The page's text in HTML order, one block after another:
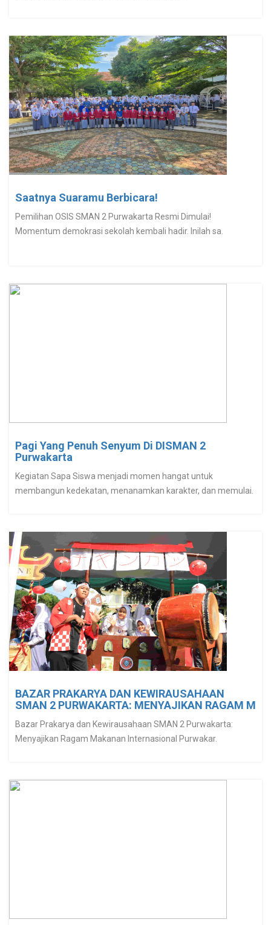
Saatnya Suaramu Berbicara!
Pemilihan OSIS SMAN 2 Purwakarta Resmi Dimulai!
Momentum demokrasi sekolah kembali hadir. Inilah sa.
Pagi Yang Penuh Senyum Di DISMAN 2
Purwakarta
Kegiatan Sapa Siswa menjadi momen hangat untuk
membangun kedekatan, menanamkan karakter, dan memulai.
BAZAR PRAKARYA DAN KEWIRAUSAHAAN
SMAN 2 PURWAKARTA: MENYAJIKAN RAGAM M
Bazar Prakarya dan Kewirausahaan SMAN 2 Purwakarta:
Menyajikan Ragam Makanan Internasional Purwakar.